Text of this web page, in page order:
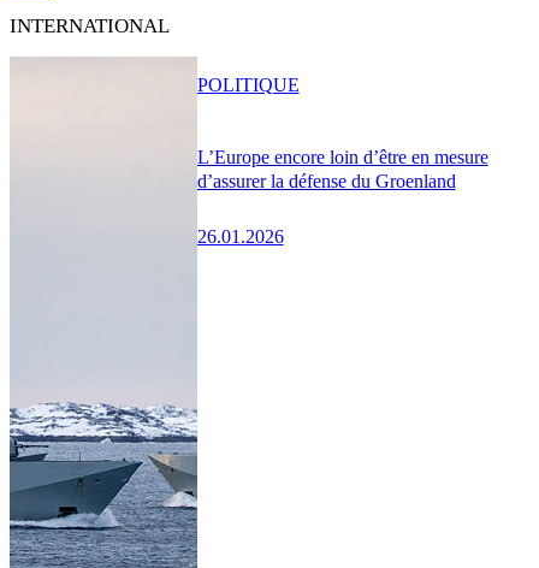
INTERNATIONAL
L’Europe encore loin d’être en mesure
d’assurer la défense du Groenland
26.01.2026
POLITIQUE